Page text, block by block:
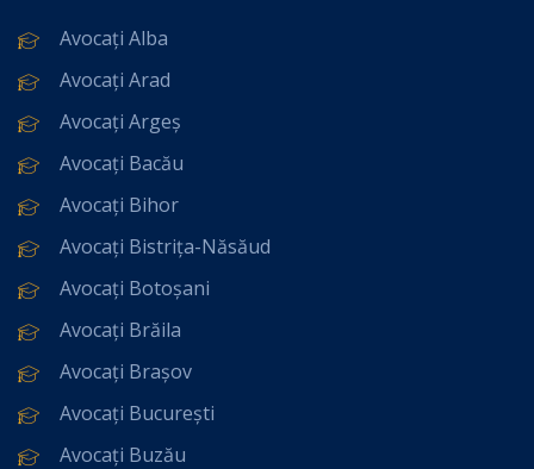
Avocați Alba
Avocați Arad
Avocați Argeș
Avocați Bacău
Avocați Bihor
Avocați Bistrița-Năsăud
Avocați Botoșani
Avocați Brăila
Avocați Brașov
Avocați București
Avocați Buzău